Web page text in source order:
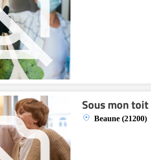
Sous mon toit
Beaune (21200)